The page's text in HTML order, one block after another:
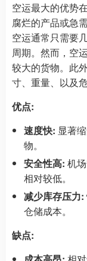
空运最大的优势
腐烂的产品或急
空运通常只需要
周期。然而，空
较大的货物。此
寸、重量、以及
优点:
速度快: 显著
物。
安全性高: 机
相对较低。
减少库存压力:
仓储成本。
缺点: